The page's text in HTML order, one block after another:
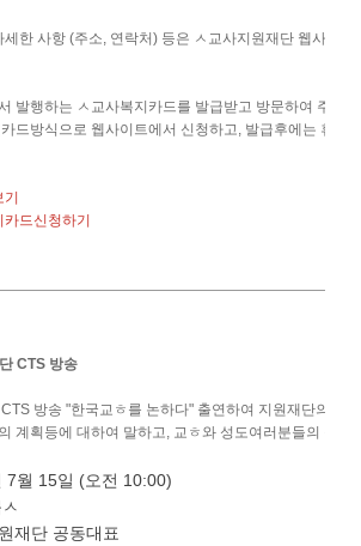
세한 사항 (주소, 연락처) 등은 ㅅ교사지원재단 웹사이트
발행하는 ㅅ교사복지카드를 발급받고 방문하여 주시기
드방식으로 웹사이트에서 신청하고, 발급후에는 휴대
카드신청하기
CTS 방송
CTS 방송 "한국교ㅎ를 논하다" 출연하여 지원재단의
계획등에 대하여 말하고 교ㅎ와 성도여러분들의
7월 15일 (오전 10:00)
재단 공동대표